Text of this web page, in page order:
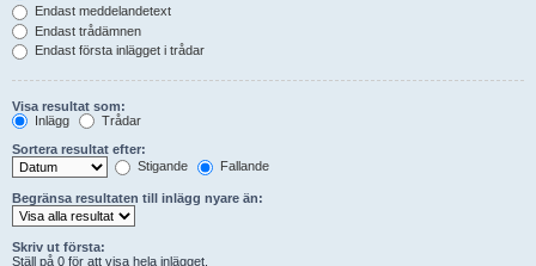
Endast meddelandetext
Endast trådämnen
Endast första inlägget i trådar
Visa resultat som:
Inlägg
Trådar
Sortera resultat efter:
Stigande
Fallande
Begränsa resultaten till inlägg nyare än:
Skriv ut första:
Ställ på 0 för att visa hela inlägget.